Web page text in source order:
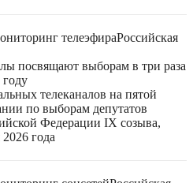
телеэфираРоссийская
посвящают выборам в три раза
телеканалов на пятой
по выборам депутатов
Федерации IX созыва,
года